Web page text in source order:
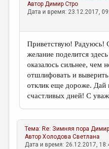
АвторДимир Стро
Дата и время: 23.12.2017,
Приветствую!
желание поделится
оказалось сильнее, чем
отшлифовать и
отклик еще дороже. Дай
счастливых дней! С
Тема: Re: Зимняя пора
АвторХолодова Светлана
Дата и время: 26.12.2017,